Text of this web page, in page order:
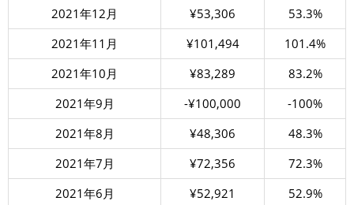
2021年12月
¥53,306
53.3%
2021年11月
¥101,494
101.4%
2021年10月
¥83,289
83.2%
2021年9月
-¥100,000
-100%
2021年8月
¥48,306
48.3%
2021年7月
¥72,356
72.3%
2021年6月
¥52,921
52.9%